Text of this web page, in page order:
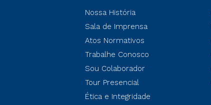
Nossa História
Sala de Imprensa
Atos Normativos
Trabalhe Conosco
Sou Colaborador
Tour Presencial
Ética e Integridade